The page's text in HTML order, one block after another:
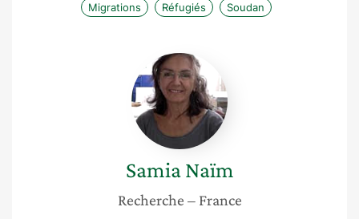
Migrations Réfugiés Soudan
Samia
Naïm
Samia Naïm
Recherche – France